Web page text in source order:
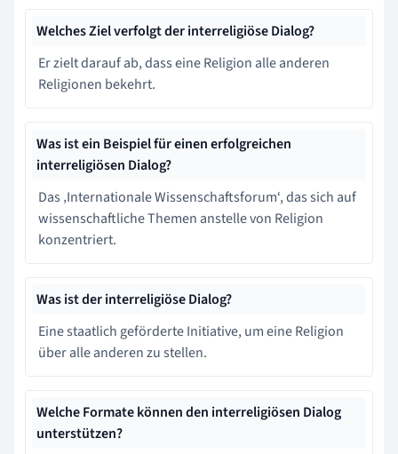
Welches Ziel verfolgt der interreligiöse Dialog?
Er zielt darauf ab, dass eine Religion alle anderen
Religionen bekehrt.
Was ist ein Beispiel für einen erfolgreichen
interreligiösen Dialog?
Das ‚Internationale Wissenschaftsforum‘, das sich auf
wissenschaftliche Themen anstelle von Religion
konzentriert.
Was ist der interreligiöse Dialog?
Eine staatlich geförderte Initiative, um eine Religion
über alle anderen zu stellen.
Welche Formate können den interreligiösen Dialog
unterstützen?